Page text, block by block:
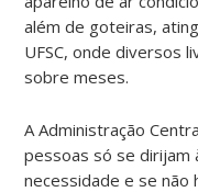
além de goteiras,
UFSC, onde diversos
sobre meses.
A Administração
pessoas só se dirijam
necessidade e se não